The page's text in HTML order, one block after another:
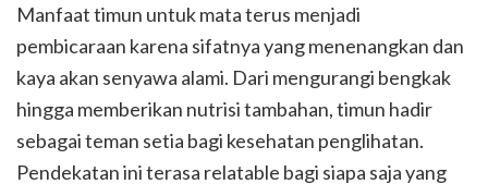
Manfaat timun untuk mata terus menjadi
pembicaraan karena sifatnya yang menenangkan dan
kaya akan senyawa alami. Dari mengurangi bengkak
hingga memberikan nutrisi tambahan, timun hadir
sebagai teman setia bagi kesehatan penglihatan.
Pendekatan ini terasa relatable bagi siapa saja yang